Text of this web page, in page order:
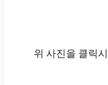
위 사진을 클릭